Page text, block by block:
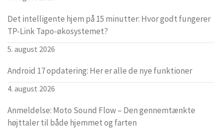
Det intelligente hjem på 15 minutter: Hvor godt fungerer
TP-Link Tapo-økosystemet?
5. august 2026
Android 17 opdatering: Her er alle de nye funktioner
4. august 2026
Anmeldelse: Moto Sound Flow – Den gennemtænkte
højttaler til både hjemmet og farten